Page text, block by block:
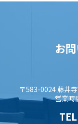
お
〒583-0024 藤井
営業時
TEL